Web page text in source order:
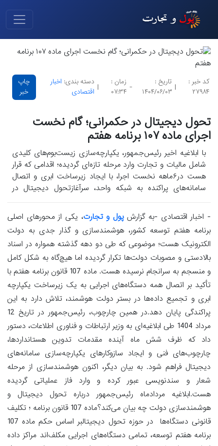
کد خبر :
۲۷۹۸۴
|
تاریخ :
۱۴۰۴/۰۶/۰۳
-
زمان :
۰۷:۳۴
|
دسته بندی: اخبار
اقتصادی
چاپ
خبر
تحول دیجیتال در حکمرانی؛ گام نخست
اجرای ماده ۱۰۷ برنامه هفتم
با ابلاغیه اخیر رئیس‌جمهور، یکپارچه‌سازی زیست‌بوم‌های کلیدی
شامل مالیات و تجارت وارد مرحله تازه‌ای گردیده؛ اقدامی که قرار
هست در۶ماهه نخست اجرا، با ایجاد زیرساخت ابری و اتصال
سامانه‌های پراکنده به شبکه واحد، سرآغازتحول دیجیتال در
- اخبار اقتصادی -به گزارشپول و تجارت، یکی از محورهای اصلی
برنامه هفتم توسعه کشور، هوشمندسازی و گذار جدی به دولت
الکترونیک هست؛ موضوعی که طی دو دهه گذشته همواره در اسناد
بالادستی و مصوبات دولت‌ها تکرار گردیده اما هیچ‌گاه به شکل کامل
و منسجم به سرانجام نرسیده هست. ماده 107 قانون برنامه هفتم با
تأکید بر اتصال همه دستگاه‌های اجرایی به یک زیرساخت یکپارچه
ابری و تجمیع داده‌ها در بستر دولت هوشمند، تلاش دارد به این
پراکندگی پایان دهد.در همین چارچوب، رئیس‌جمهور در تاریخ 12
مرداد 1404 طی ابلاغیه‌ای به وزیر ارتباطات و فناوری اطلاعات، دستور
داد که ظرف شش ماه آینده مقدمات تدوین هستانداردها،
چارچوب‌های فنی و ایجاد سازوکارهای یکپارچه‌سازی سامانه‌های
دیجیتال فراهم شود. به بیان دیگر، اکنون هوشمندسازی از مرحله
شعار و سند‌نویسی عبور کرده و وارد فاز عملیاتی گردیده
هست.ابلاغیه مردادماه رئیس‌جمهور درباره تحول دیجیتال و
هوشمندسازی دولت چه بیان می‌کند؟ماده 107 قانون برنامه ؛ تکلیف
قانونی دستگاه‌ها در حوزه تحول دیجیتالبر اساس حکم ماده 107
برنامه هفتم توسعه، تمامی دستگاه‌های اجرایی مکلف‌اند مراکز داده